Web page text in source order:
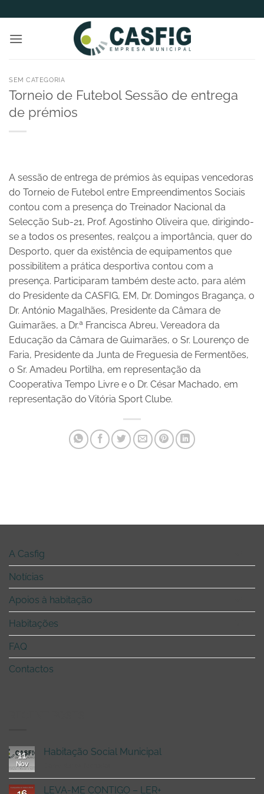
to
content
SEM CATEGORIA
Torneio de Futebol Sessão de entrega
de prémios
A sessão de entrega de prémios às equipas vencedoras
do Torneio de Futebol entre Empreendimentos Sociais
contou com a presença do Treinador Nacional da
Selecção Sub-21, Prof. Agostinho Oliveira que, dirigindo-
se a todos os presentes, realçou a importância, quer do
Desporto, quer da existência de equipamentos que
possibilitem a prática desportiva contou com a
presença. Participaram também deste acto, para além
do Presidente da CASFIG, EM, Dr. Domingos Bragança, o
Dr. António Magalhães, Presidente da Câmara de
Guimarães, a Dr.ª Francisca Abreu, Vereadora da
Educação da Câmara de Guimarães, o Sr. Lourenço de
Faria, Presidente da Junta de Freguesia de Fermentões,
o Sr. Amadeu Portilha, em representação da
Cooperativa Tempo Livre e o Dr. César Machado, em
representação do Vitória Sport Clube.
A Casfig
Notícias
Apoios à habitação
Habitações
FAQ
Contactos
11
Nov
Habitação Social Municipal
Social
LEVA-ME CONTIGO – LER+